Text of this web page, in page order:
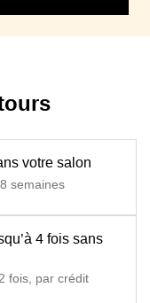
ou lattes + sangles)
mousse polyuréthane
200 grammes)
de mousse polyuréthane
couche Soft 12 Hydrocell)
votre salon
semaines
4 fois sans
fois, par crédit